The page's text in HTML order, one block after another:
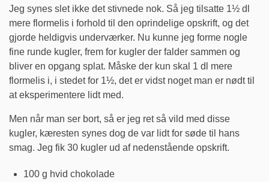
Jeg synes slet ikke det stivnede nok. Så jeg tilsatte 1½ dl
mere flormelis i forhold til den oprindelige opskrift, og det
gjorde heldigvis underværker. Nu kunne jeg forme nogle
fine runde kugler, frem for kugler der falder sammen og
bliver en opgang splat. Måske der kun skal 1 dl mere
flormelis i, i stedet for 1½, det er vidst noget man er nødt til
at eksperimentere lidt med.
Men når man ser bort, så er jeg ret så vild med disse
kugler, kæresten synes dog de var lidt for søde til hans
smag. Jeg fik 30 kugler ud af nedenstående opskrift.
100 g hvid chokolade